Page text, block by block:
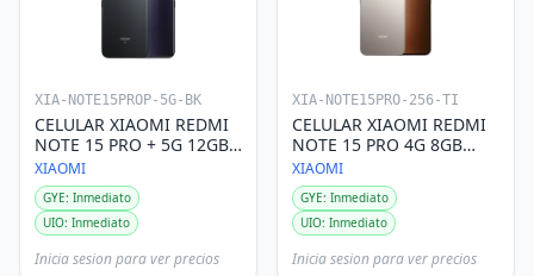
XIA-NOTE15PROP-5G-BK
CELULAR XIAOMI REDMI
NOTE 15 PRO + 5G 12GB
512GB 6.83" NEGRO
XIAOMI
GYE: Inmediato
UIO: Inmediato
Inicia sesion para ver precios
XIA-NOTE15PRO-256-TI
CELULAR XIAOMI REDMI
NOTE 15 PRO 4G 8GB
256GB 6.77" TITATIUM
XIAOMI
GYE: Inmediato
UIO: Inmediato
Inicia sesion para ver precios